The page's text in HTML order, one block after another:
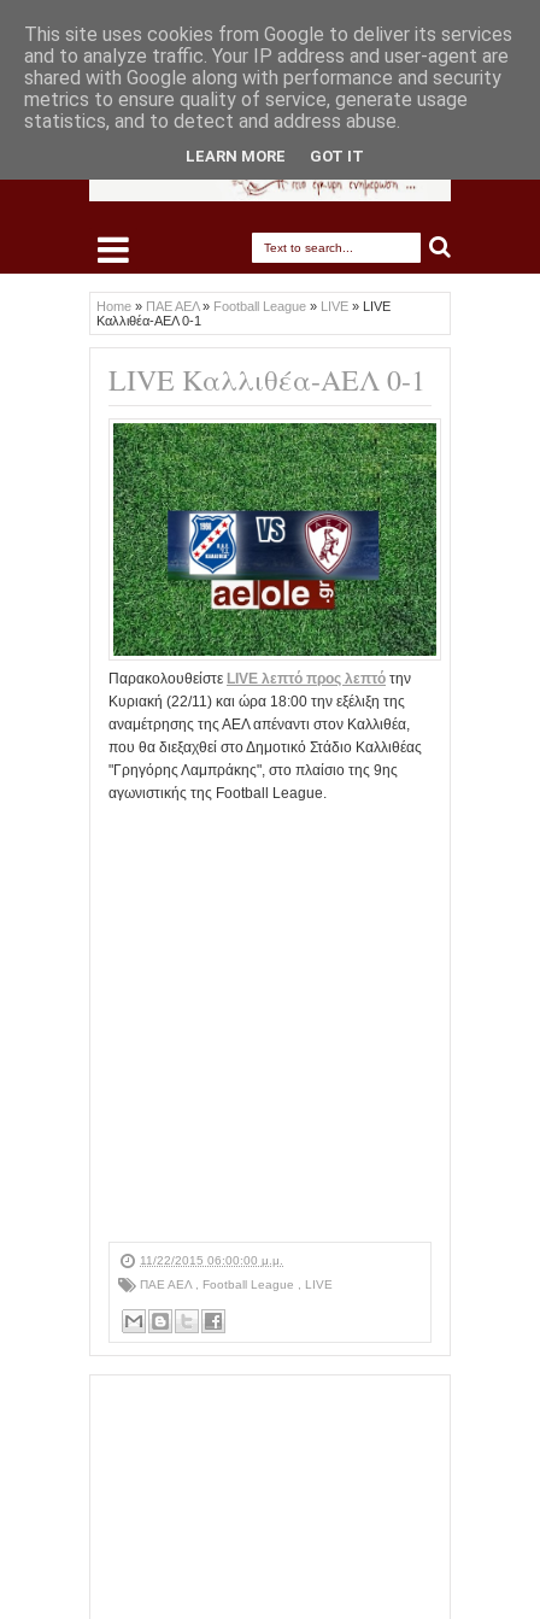
Home » ΠΑΕ ΑΕΛ» Football League » LIVE » LIVE
Καλλιθέα-ΑΕΛ 0-1
LIVE Καλλιθέα-ΑΕΛ 0-1
Παρακολουθείστε LIVE λεπτό προς λεπτό την
Κυριακή (22/11) και ώρα 18:00 την εξέλιξη της
αναμέτρησης της ΑΕΛ απέναντι στον Καλλιθέα,
που θα διεξαχθεί στο Δημοτικό Στάδιο Καλλιθέας
"Γρηγόρης Λαμπράκης", στο πλαίσιο της 9ης
αγωνιστικής της Football League.
11/22/2015 06:00:00 μ.μ.
ΠΑΕ ΑΕΛ
Football League LIVE
This site uses cookies from Google to deliver its services
and to analyze traffic. Your IP address and user-agent are
shared with Google along with performance and security
metrics to ensure quality of service, generate usage
statistics, and to detect and address abuse.
LEARN MORE GOT IT